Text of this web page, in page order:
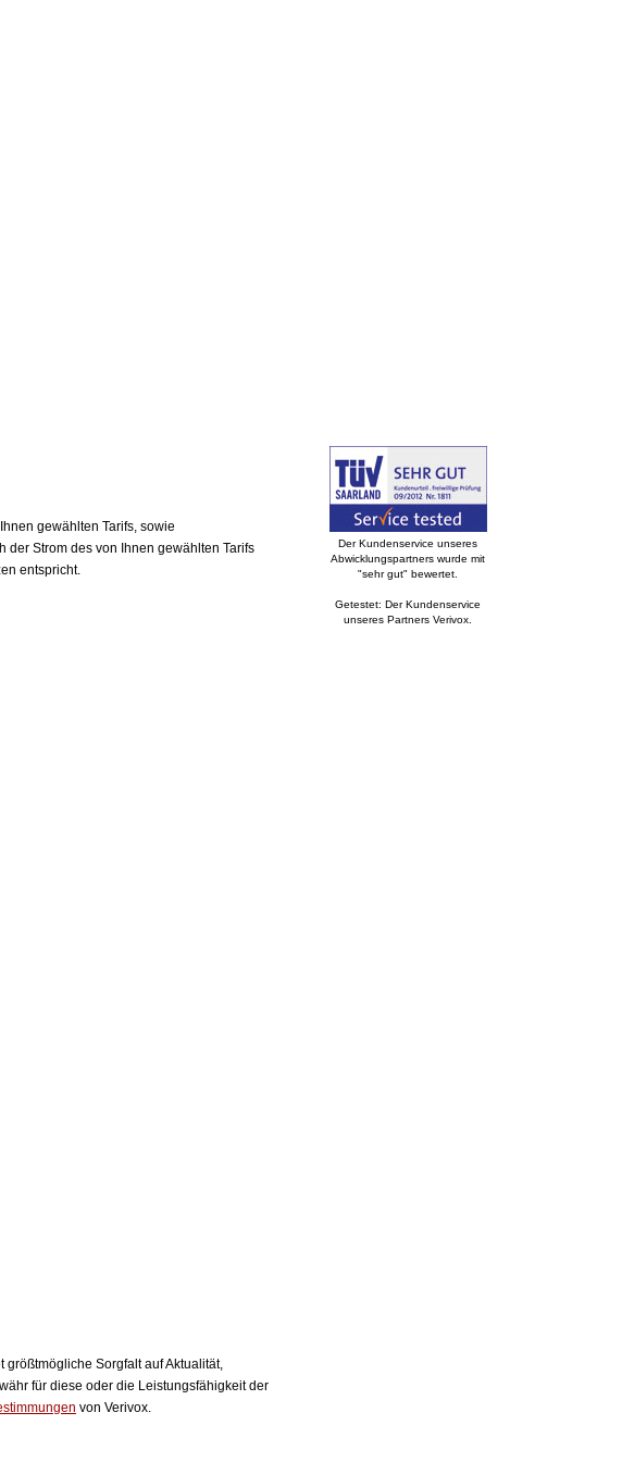
gewählten Tarifs, sowie
der Strom des von Ihnen gewählten Tarifs
entspricht.
Sorgfalt auf Aktualität,
für diese oder die Leistungsfähigkeit der
von Verivox.
Der Kundenservice unseres
Abwicklungspartners wurde mit
"sehr gut" bewertet.
Getestet: Der Kundenservice
unseres Partners Verivox.